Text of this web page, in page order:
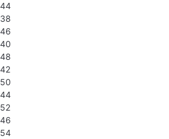
44
38
46
40
48
42
50
44
52
46
54